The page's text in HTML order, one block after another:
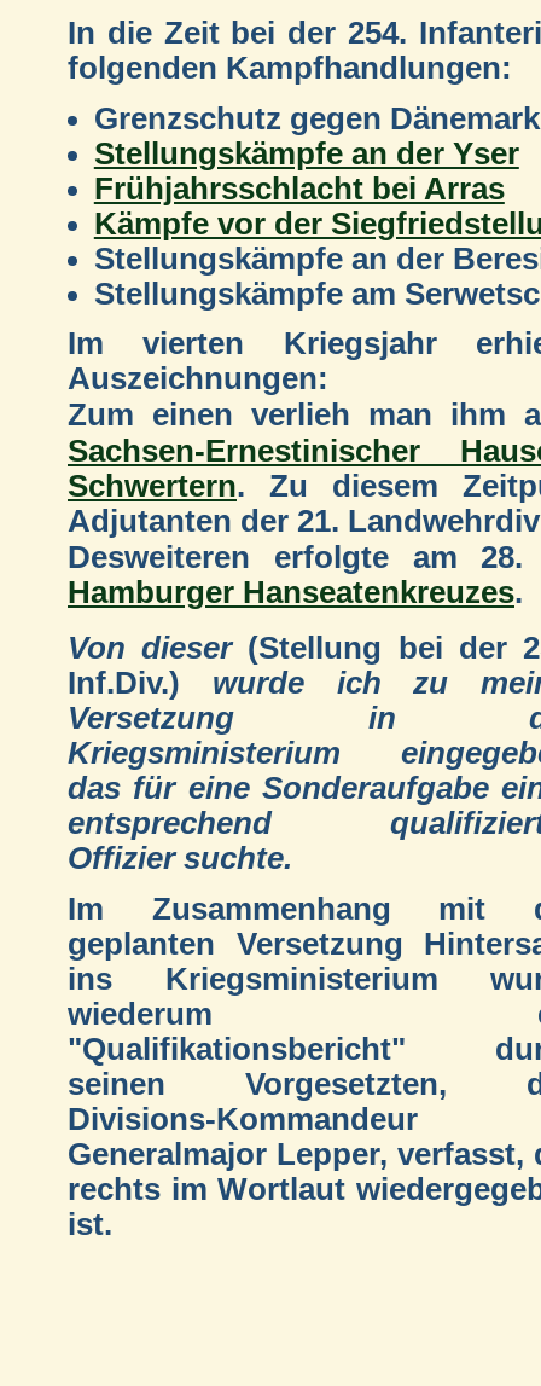
In die Zeit bei der 254.
folgenden Kampfhandlungen:
Grenzschutz gegen Dänemark
Stellungskämpfe an der Yser
Frühjahrsschlacht bei Arras
Kämpfe vor der
Stellungskämpfe an der
Stellungskämpfe am
Im vierten Kriegsjahr
Auszeichnungen:
Zum einen verlieh man ihm
Sachsen-Ernestinischer
Schwertern. Zu diesem
Adjutanten der 21.
Desweiteren erfolgte am
Hamburger Hanseatenkreuzes.
Von dieser (Stellung bei der
Inf.Div.) wurde ich zu
Versetzung in
Kriegsministerium
das für eine Sonderaufgabe
entsprechend
Offizier suchte.
Im Zusammenhang mit
geplanten Versetzung
ins Kriegsministerium
wiederum
"Qualifikationsbericht"
seinen Vorgesetzten,
Divisions-Kommandeur
Generalmajor Lepper, verfasst,
rechts im Wortlaut
ist.